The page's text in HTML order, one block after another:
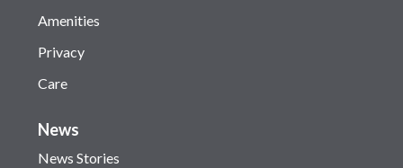
Amenities
Privacy
Care
News
News Stories